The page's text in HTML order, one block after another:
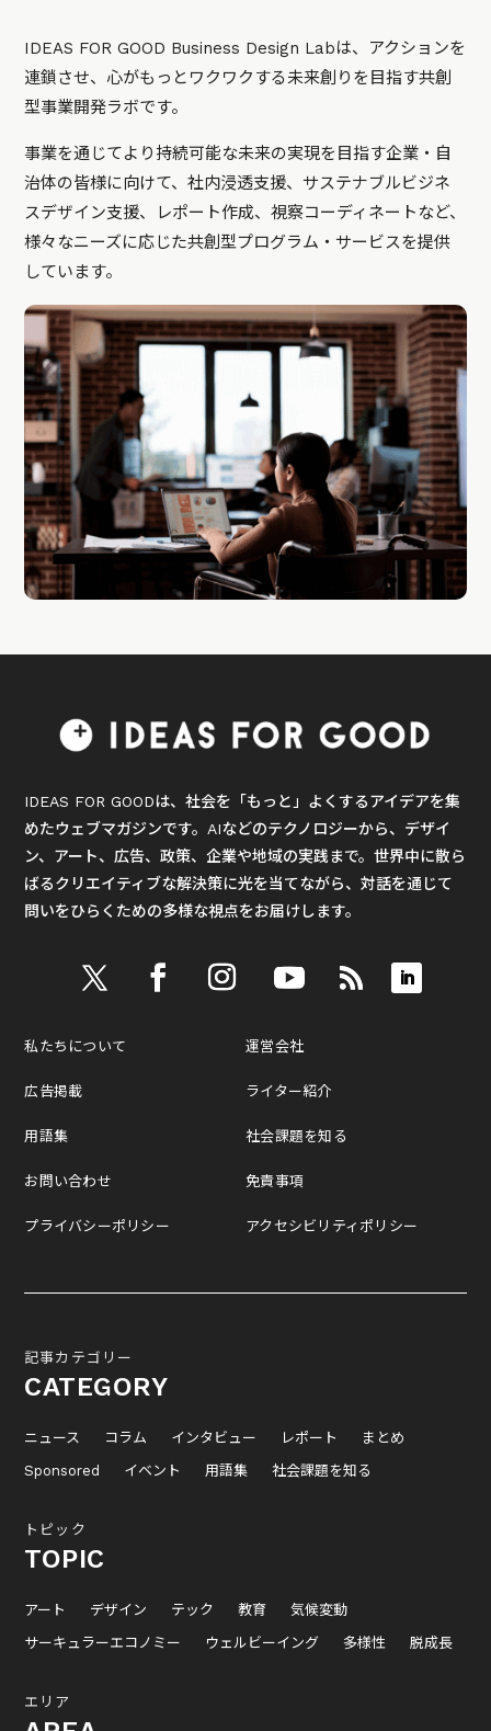
IDEAS FOR GOOD Business Design Labは、アクションを
連鎖させ、心がもっとワクワクする未来創りを目指す共創
型事業開発ラボです。
事業を通じてより持続可能な未来の実現を目指す企業・自
治体の皆様に向けて、社内浸透支援、サステナブルビジネ
スデザイン支援、レポート作成、視察コーディネートなど、
様々なニーズに応じた共創型プログラム・サービスを提供
しています。
IDEAS FOR GOODは、社会を「もっと」よくするアイデアを集
めたウェブマガジンです。AIなどのテクノロジーから、デザイ
ン、アート、広告、政策、企業や地域の実践まで。世界中に散ら
ばるクリエイティブな解決策に光を当てながら、対話を通じて
問いをひらくための多様な視点をお届けします。
私たちについて
広告掲載
用語集
お問い合わせ
プライバシーポリシー
運営会社
ライター紹介
社会課題を知る
免責事項
アクセシビリティポリシー
記事カテゴリー
CATEGORY
ニュース コラム インタビュー レポート
まとめ
Sponsored
イベント 用語集 社会課題を知る
トピック
TOPIC
アート デザイン テック 教育
気候変動
サーキュラーエコノミー
ウェルビーイング 多様性 脱成長
エリア